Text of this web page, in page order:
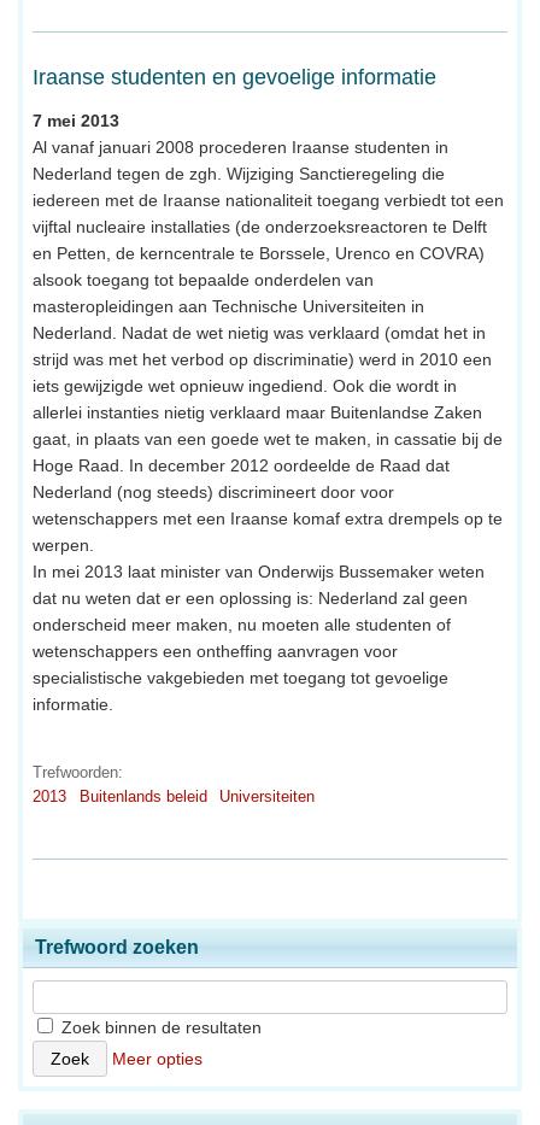
Iraanse studenten en gevoelige informatie
7 mei 2013
Al vanaf januari 2008 procederen Iraanse studenten in
Nederland tegen de zgh. Wijziging Sanctieregeling die
iedereen met de Iraanse nationaliteit toegang verbiedt tot een
vijftal nucleaire installaties (de onderzoeksreactoren te Delft
en Petten, de kerncentrale te Borssele, Urenco en COVRA)
alsook toegang tot bepaalde onderdelen van
masteropleidingen aan Technische Universiteiten in
Nederland. Nadat de wet nietig was verklaard (omdat het in
strijd was met het verbod op discriminatie) werd in 2010 een
iets gewijzigde wet opnieuw ingediend. Ook die wordt in
allerlei instanties nietig verklaard maar Buitenlandse Zaken
gaat, in plaats van een goede wet te maken, in cassatie bij de
Hoge Raad. In december 2012 oordeelde de Raad dat
Nederland (nog steeds) discrimineert door voor
wetenschappers met een Iraanse komaf extra drempels op te
werpen.
In mei 2013 laat minister van Onderwijs Bussemaker weten
dat nu weten dat er een oplossing is: Nederland zal geen
onderscheid meer maken, nu moeten alle studenten of
wetenschappers een ontheffing aanvragen voor
specialistische vakgebieden met toegang tot gevoelige
informatie.
Trefwoorden:
2013
Buitenlands beleid Universiteiten
Trefwoord zoeken
Zoek binnen de resultaten
Meer opties